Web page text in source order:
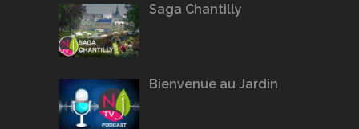
Saga Chantilly
Bienvenue au Jardin